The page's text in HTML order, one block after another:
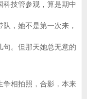
技管参观，算是期中
，她不是第一次来，
句。但那天她总无意的
相拍照，合影，本来